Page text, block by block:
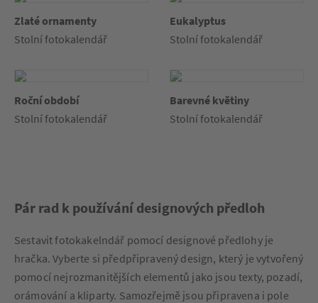
Zlaté ornamenty
Stolní fotokalendář
Eukalyptus
Stolní fotokalendář
Roční období
Stolní fotokalendář
Barevné květiny
Stolní fotokalendář
Pár rad k používání designových předloh
Sestavit fotokakelndář pomocí designové předlohy je
hračka. Vyberte si předpřipravený design, který je vytvořený
pomocí nejrozmanitějších elementů jako jsou texty, pozadí,
orámování a kliparty. Samozřejmě jsou připravena i pole